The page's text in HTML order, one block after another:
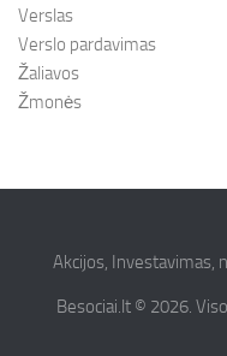
Verslas
Verslo pardavimas
Žaliavos
Žmonės
Akcijos, Investavimas,
Besociai.lt © 2026.